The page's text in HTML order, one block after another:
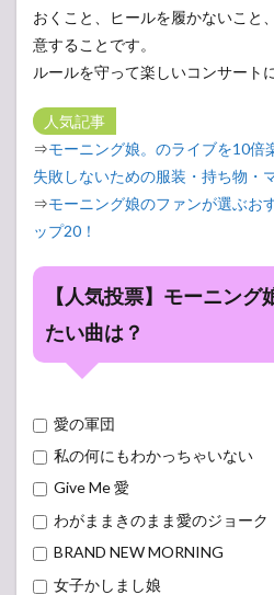
おくこと、ヒールを履かないこと
意することです。
ルールを守って楽しいコンサート
人気記事
⇒モーニング娘。のライブを10倍
失敗しないための服装・持ち物・
⇒モーニング娘のファンが選ぶお
ップ20！
【人気投票】モーニング
たい曲は？
愛の軍団
私の何にもわかっちゃいない
Give Me 愛
わがままきのまま愛のジョーク
BRAND NEW MORNING
女子かしまし娘